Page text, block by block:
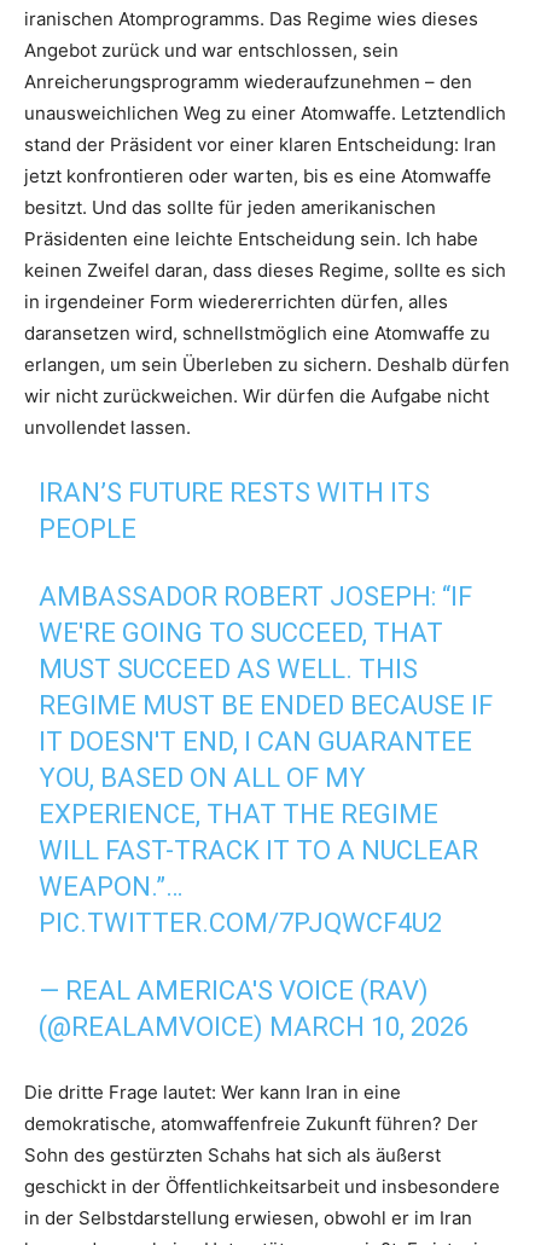
iranischen Atomprogramms. Das Regime wies dieses
Angebot zurück und war entschlossen, sein
Anreicherungsprogramm wiederaufzunehmen – den
unausweichlichen Weg zu einer Atomwaffe. Letztendlich
stand der Präsident vor einer klaren Entscheidung: Iran
jetzt konfrontieren oder warten, bis es eine Atomwaffe
besitzt. Und das sollte für jeden amerikanischen
Präsidenten eine leichte Entscheidung sein. Ich habe
keinen Zweifel daran, dass dieses Regime, sollte es sich
in irgendeiner Form wiedererrichten dürfen, alles
daransetzen wird, schnellstmöglich eine Atomwaffe zu
erlangen, um sein Überleben zu sichern. Deshalb dürfen
wir nicht zurückweichen. Wir dürfen die Aufgabe nicht
unvollendet lassen.
IRAN’S FUTURE RESTS WITH ITS
PEOPLE
AMBASSADOR ROBERT JOSEPH: “IF
WE'RE GOING TO SUCCEED, THAT
MUST SUCCEED AS WELL. THIS
REGIME MUST BE ENDED BECAUSE IF
IT DOESN'T END, I CAN GUARANTEE
YOU, BASED ON ALL OF MY
EXPERIENCE, THAT THE REGIME
WILL FAST-TRACK IT TO A NUCLEAR
WEAPON.”…
PIC.TWITTER.COM/7PJQWCF4U2
— REAL AMERICA'S VOICE (RAV)
(@REALAMVOICE) MARCH 10, 2026
Die dritte Frage lautet: Wer kann Iran in eine
demokratische, atomwaffenfreie Zukunft führen? Der
Sohn des gestürzten Schahs hat sich als äußerst
geschickt in der Öffentlichkeitsarbeit und insbesondere
in der Selbstdarstellung erwiesen, obwohl er im Iran